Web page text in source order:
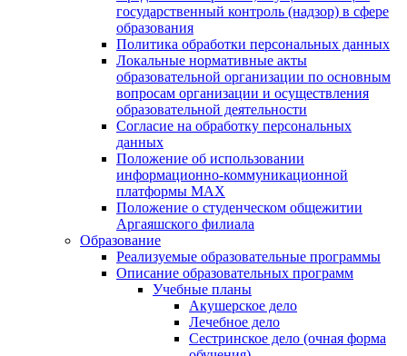
государственный контроль (надзор) в сфере
образования
Политика обработки персональных данных
Локальные нормативные акты
образовательной организации по основным
вопросам организации и осуществления
образовательной деятельности
Согласие на обработку персональных
данных
Положение об использовании
информационно-коммуникационной
платформы MAX
Положение о студенческом общежитии
Аргаяшского филиала
Образование
Реализуемые образовательные программы
Описание образовательных программ
Учебные планы
Акушерское дело
Лечебное дело
Сестринское дело (очная форма